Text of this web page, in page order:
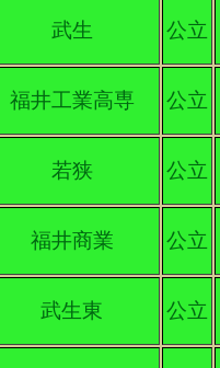
武生 公立
福井工業高専 公立
若狭 公立
福井商業 公立
武生東 公立